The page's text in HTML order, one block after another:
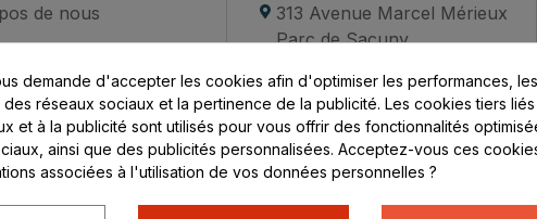
de nous
nous
313 Avenue Marcel Mérieux
Parc de Sacuny
Lundi au vendredi :
8h - 16h
uniquement sur Rendez-
vous
demande d'accepter les cookies afin d'optimiser les performances, les
réseaux sociaux et la pertinence de la publicité. Les cookies tiers liés
et à la publicité sont utilisés pour vous offrir des fonctionnalités
ainsi que des publicités personnalisées. Acceptez-vous ces
associées à l'utilisation de vos données personnelles ?